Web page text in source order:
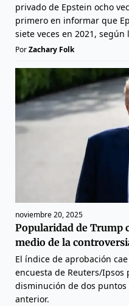
privado de Epstein ocho
primero en informar que
siete veces en 2021,
PorZachary Folk
noviembre 20, 2025
Popularidad de Trump
medio de la
El índice de aprobación
encuesta de Reuters/
disminución de dos
anterior.